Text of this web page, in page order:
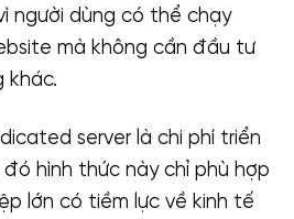
người dùng có thể chạy
mà không cần đầu tư
khác.
server là chi phí triển
hình thức này chỉ phù hợp
lớn có tiềm lực về kinh tế